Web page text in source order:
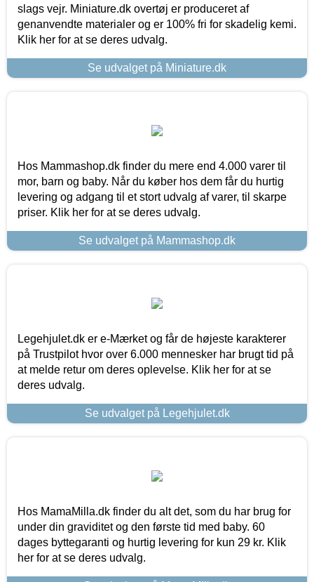
slags vejr. Miniature.dk overtøj er produceret af
genanvendte materialer og er 100% fri for skadelig kemi.
Klik her for at se deres udvalg.
Se udvalget på Miniature.dk
Hos Mammashop.dk finder du mere end 4.000 varer til
mor, barn og baby. Når du køber hos dem får du hurtig
levering og adgang til et stort udvalg af varer, til skarpe
priser. Klik her for at se deres udvalg.
Se udvalget på Mammashop.dk
Legehjulet.dk er e-Mærket og får de højeste karakterer
på Trustpilot hvor over 6.000 mennesker har brugt tid på
at melde retur om deres oplevelse. Klik her for at se
deres udvalg.
Se udvalget på Legehjulet.dk
Hos MamaMilla.dk finder du alt det, som du har brug for
under din graviditet og den første tid med baby. 60
dages byttegaranti og hurtig levering for kun 29 kr. Klik
her for at se deres udvalg.